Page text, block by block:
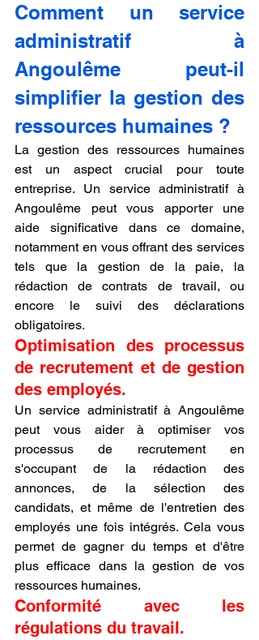
Comment un service
administratif à
Angoulême peut-il
simplifier la gestion des
ressources humaines ?
La gestion des ressources humaines
est un aspect crucial pour toute
entreprise. Un service administratif à
Angoulême peut vous apporter une
aide significative dans ce domaine,
notamment en vous offrant des services
tels que la gestion de la paie, la
rédaction de contrats de travail, ou
encore le suivi des déclarations
obligatoires.
Optimisation des processus
de recrutement et de gestion
des employés.
Un service administratif à Angoulême
peut vous aider à optimiser vos
processus de recrutement en
s'occupant de la rédaction des
annonces, de la sélection des
candidats, et même de l'entretien des
employés une fois intégrés. Cela vous
permet de gagner du temps et d'être
plus efficace dans la gestion de vos
ressources humaines.
Conformité avec les
régulations du travail.